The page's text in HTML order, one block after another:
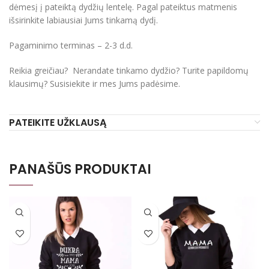
dėmesį į pateiktą dydžių lentelę. Pagal pateiktus matmenis
išsirinkite labiausiai Jums tinkamą dydį.
Pagaminimo terminas – 2-3 d.d.
Reikia greičiau? Nerandate tinkamo dydžio? Turite papildomų
klausimų? Susisiekite ir mes Jums padėsime.
PATEIKITE UŽKLAUSĄ
PANAŠŪS PRODUKTAI